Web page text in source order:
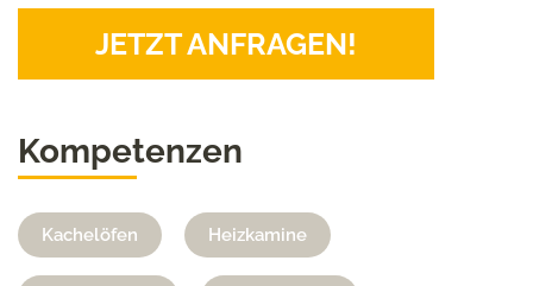
JETZT ANFRAGEN!
Kompetenzen
Kachelöfen Heizkamine